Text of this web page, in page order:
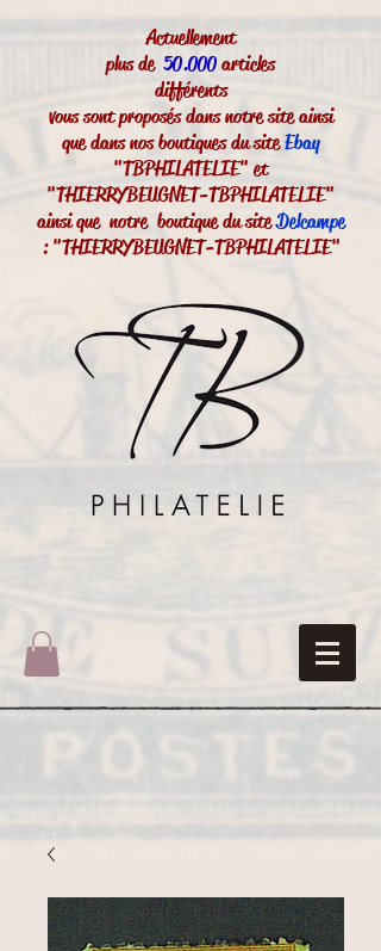
Actuellement
plus de50.000articles
différents
vous sont proposés dans notre site ainsi
que dans nos boutiques du siteEbay
"TBPHILATELIE" et
"THIERRYBEUGNET-TBPHILATELIE"
ainsi que notre boutique du siteDelcampe
: "THIERRYBEUGNET-TBPHILATELIE"